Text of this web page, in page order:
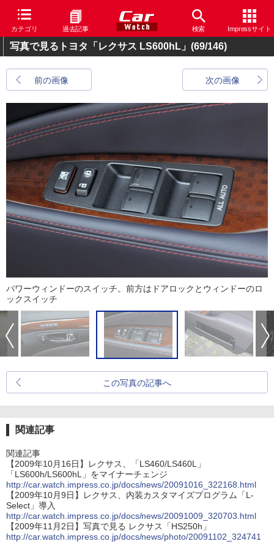
カテゴリ 過去記事 検索 Impressサイト
写真で見るトヨタ「レクサス LS600hL」 (69/146)
前の画像 次の画像
パワーウィンドーのスイッチ。前方はドアロックとウィンドーのロ
ックスイッチ
この写真の記事へ
関連記事
関連記事
【2009年10月16日】レクサス、「LS460/LS460L」
「LS600h/LS600hL」をマイナーチェンジ
http://car.watch.impress.co.jp/docs/news/20091016_322168.html
【2009年10月9日】レクサス、内装カスタマイズプログラム「L-
Select」導入
http://car.watch.impress.co.jp/docs/news/20091009_320703.html
【2009年11月2日】写真で見る レクサス「HS250h」
http://car.watch.impress.co.jp/docs/news/photo/20091102_324741